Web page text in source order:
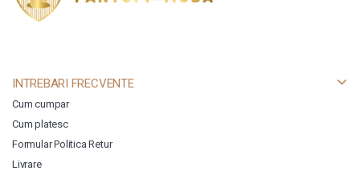
INTREBARI FRECVENTE
Cum cumpar
Cum platesc
Formular Politica Retur
Livrare